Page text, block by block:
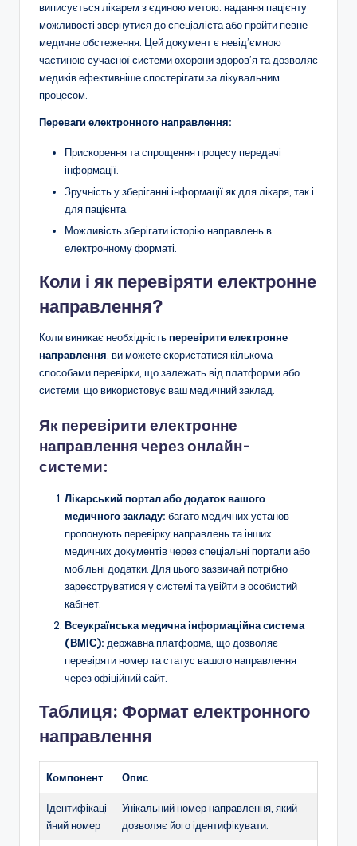
виписується лікарем з єдиною метою: надання пацієнту
можливості звернутися до спеціаліста або пройти певне
медичне обстеження. Цей документ є невід’ємною
частиною сучасної системи охорони здоров’я та дозволяє
медиків ефективніше спостерігати за лікувальним
процесом.
Переваги електронного направлення:
Прискорення та спрощення процесу передачі
інформації.
Зручність у зберіганні інформації як для лікаря, так і
для пацієнта.
Можливість зберігати історію направлень в
електронному форматі.
Коли і як перевіряти електронне
направлення?
Коли виникає необхідністьперевірити електронне
направлення, ви можете скористатися кількома
способами перевірки, що залежать від платформи або
системи, що використовує ваш медичний заклад.
Як перевірити електронне
направлення через онлайн-
системи:
Лікарський портал або додаток вашого
медичного закладу: багато медичних установ
пропонують перевірку направлень та інших
медичних документів через спеціальні портали або
мобільні додатки. Для цього зазвичай потрібно
зареєструватися у системі та увійти в особистий
кабінет.
Всеукраїнська медична інформаційна система
(ВМІС): державна платформа, що дозволяє
перевіряти номер та статус вашого направлення
через офіційний сайт.
Таблиця: Формат електронного
направлення
Компонент Опис
Ідентифікаці
йний номер
Унікальний номер направлення, який
дозволяє його ідентифікувати.